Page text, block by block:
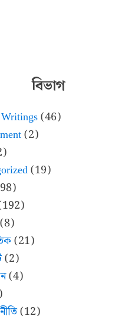
বিভাগ
(46)
(2)
(19)
(21)
(2)
(4)
(12)